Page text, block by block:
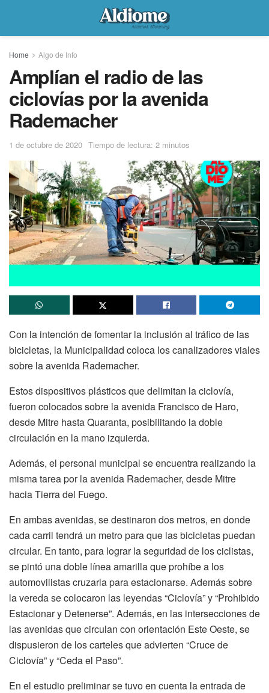
Home Algo de Info
Amplían el radio de las
ciclovías por la avenida
Rademacher
1 de octubre de 2020 Tiempo de lectura: 2 minutos
Con la intención de fomentar la inclusión al tráfico de las
bicicletas, la Municipalidad coloca los canalizadores viales
sobre la avenida Rademacher.
Estos dispositivos plásticos que delimitan la ciclovía,
fueron colocados sobre la avenida Francisco de Haro,
desde Mitre hasta Quaranta, posibilitando la doble
circulación en la mano izquierda.
Además, el personal municipal se encuentra realizando la
misma tarea por la avenida Rademacher, desde Mitre
hacia Tierra del Fuego.
En ambas avenidas, se destinaron dos metros, en donde
cada carril tendrá un metro para que las bicicletas puedan
circular. En tanto, para lograr la seguridad de los ciclistas,
se pintó una doble línea amarilla que prohíbe a los
automovilistas cruzarla para estacionarse. Además sobre
la vereda se colocaron las leyendas “Ciclovía” y “Prohibido
Estacionar y Detenerse”. Además, en las intersecciones de
las avenidas que circulan con orientación Este Oeste, se
dispusieron de los carteles que advierten “Cruce de
Ciclovía” y “Ceda el Paso”.
En el estudio preliminar se tuvo en cuenta la entrada de